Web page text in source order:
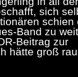
sich
schien
Band zu
Beitrag zur
hätte groß